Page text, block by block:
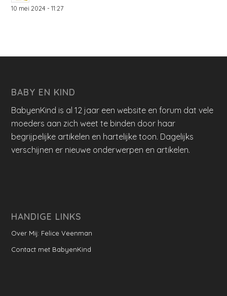
10 mei 2024 - 11:27
BABY EN KIND
BabyenKind is al 12 jaar een website en forum dat vele
moeders aan zich weet te binden door haar
begrijpelijke artikelen en hartelijke toon. Dagelijks
verschijnen er nieuwe onderwerpen en artikelen.
HANDIGE LINKS
Over Mij: Felice Veenman
Contact met BabyenKind